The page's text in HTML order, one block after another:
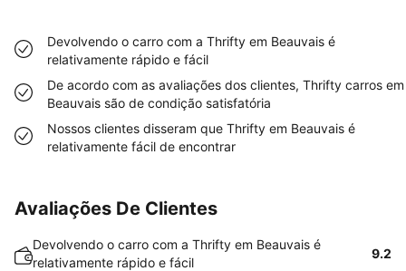
Devolvendo o carro com a Thrifty em Beauvais é
relativamente rápido e fácil
De acordo com as avaliações dos clientes, Thrifty carros em
Beauvais são de condição satisfatória
Nossos clientes disseram que Thrifty em Beauvais é
relativamente fácil de encontrar
Avaliações De Clientes
Devolvendo o carro com a Thrifty em Beauvais é
relativamente rápido e fácil
9.2